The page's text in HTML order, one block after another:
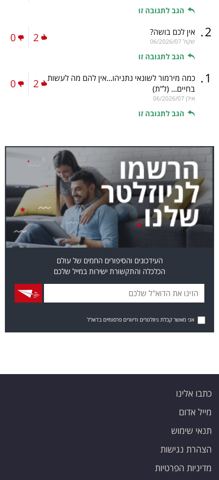
הגב לתגובה זו
2
. אין לכם בושה?
שקול 06/2026/07
הגב לתגובה זו
2
0
1
. כמה מירמור לשונאי נתניהו...אין להם מה לעשות
בחיים... (ל"ת)
אילן 06/2026/07
הגב לתגובה זו
2
0
העידכונים והסיפורים החמים של עולם
הכלכלה והתקשורת ישירות במייל שלכם
אני מאשר קבלת ניוזלטרים ודיוורים פרסומיים בדוא"ל
כתבו אלינו
מייל אדום
תנאי שימוש
הצהרת נגישות
מדיניות הפרטיות